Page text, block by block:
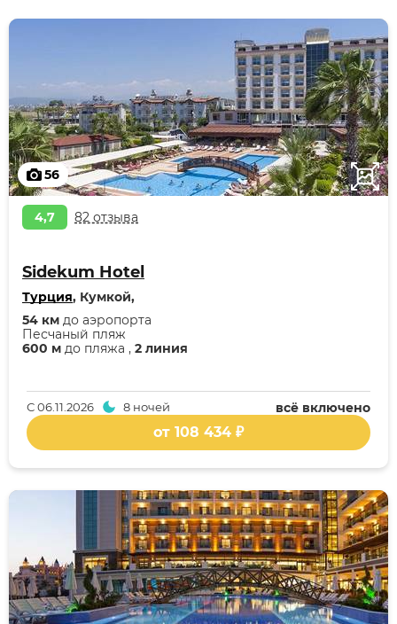
56
4,7 82 отзыва
Sidekum Hotel
Турция, Кумкой,
600 м до пляжа , 2 линия
Песчаный пляж
54 км до аэропорта
всё включено
С06.11.2026 8 ночей
от 108 434 ₽